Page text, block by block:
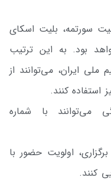
سورتمه، بلیت اسکای
بود. به این ترتیب
ملی ایران، می‌توانند از
کنند.
می‌توانند با شماره
اولویت حضور با
کنند.